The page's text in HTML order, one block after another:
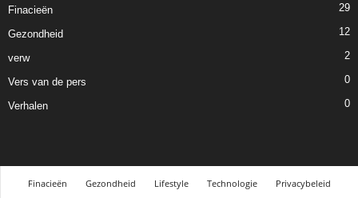
Finacieën 29
Gezondheid 12
verw 2
Vers van de pers 0
Verhalen 0
Finacieën Gezondheid Lifestyle Technologie
Privacybeleid